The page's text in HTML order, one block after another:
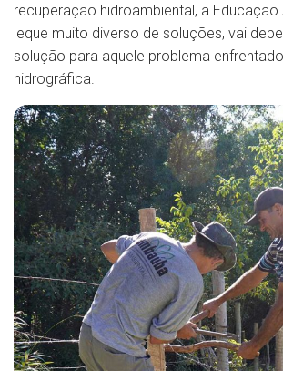
recuperação hidroambiental, a Educação
leque muito diverso de soluções, vai
solução para aquele problema
hidrográfica.